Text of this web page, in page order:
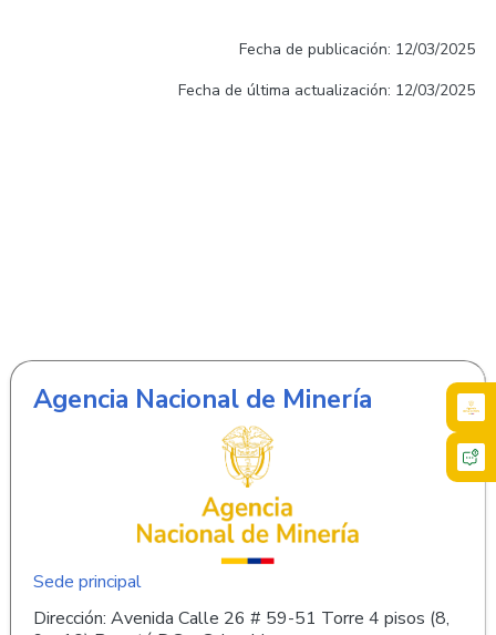
Fecha de publicación: 12/03/2025
Fecha de última actualización: 12/03/2025
Agencia Nacional de Minería
Sede principal
Dirección: Avenida Calle 26 # 59-51 Torre 4 pisos (8,